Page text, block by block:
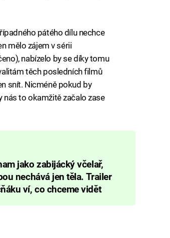
pátého dílu nechce
mělo zájem v sérii
nabízelo by se díky tomu
těch posledních filmů
snít. Nicméně pokud by
nás to okamžitě začalo zase
jako zabijácký včelař,
nechává jen těla. Trailer
ví, co chceme vidět